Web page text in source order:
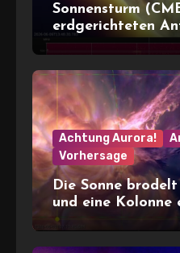
Sonnensturm
erdgerichteten
Flare und
Achtung Aurora!
Vorhersage
Die Sonne
und eine
CMEs